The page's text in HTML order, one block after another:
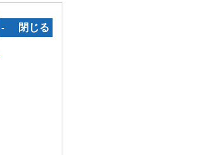
‐ 閉じる